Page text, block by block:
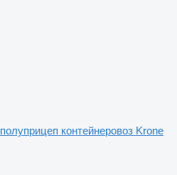
полуприцеп контейнеровоз Krone